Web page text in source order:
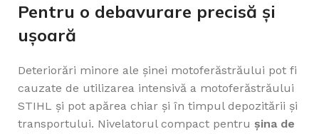
Pentru o debavurare precisă și
ușoară
Deteriorări minore ale şinei motoferăstrăului pot fi
cauzate de utilizarea intensivă a motoferăstrăului
STIHL și pot apărea chiar și în timpul depozitării și
transportului. Nivelatorul compact pentru şina de